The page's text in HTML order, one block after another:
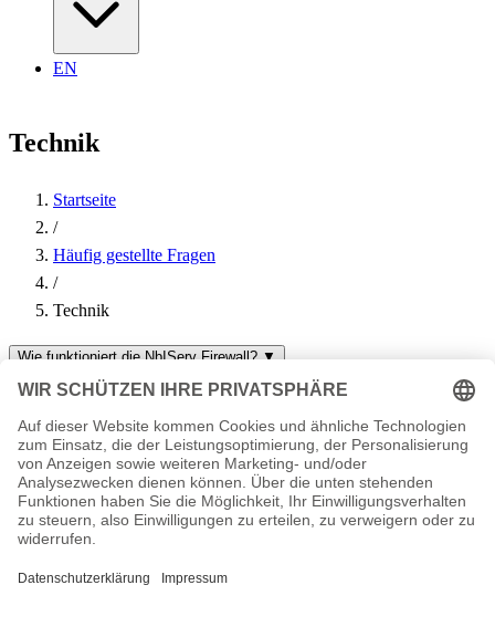
EN
Technik
Startseite
/
Häufig gestellte Fragen
/
Technik
Wie funktioniert die NbIServ Firewall?▼
Wie lauten die DNS / Nameserver / rDNS ns von nbiserv?
Ihr IT-Dienstleister aus Thüringen. Hosting, Server, Support und
individuelle Lösungen seit 2003.
Produkte